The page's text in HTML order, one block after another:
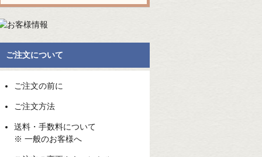
ご注文について
ご注文の前に
ご注文方法
送料・手数料について
※ 一般のお客様へ